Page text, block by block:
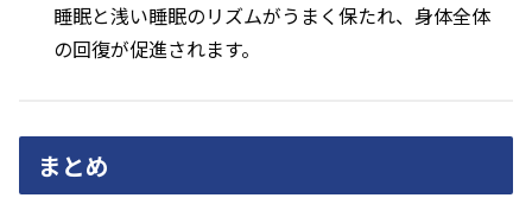
睡眠と浅い睡眠のリズムがうまく保たれ、身体全体
の回復が促進されます。
まとめ